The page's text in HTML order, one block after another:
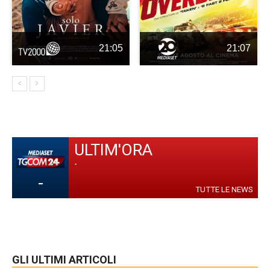
21:05 21:07
-
ULTIM'ORA
-
TUTTE LE NEWS
GLI ULTIMI ARTICOLI